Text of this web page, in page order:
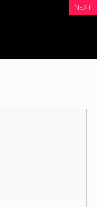
NEXT